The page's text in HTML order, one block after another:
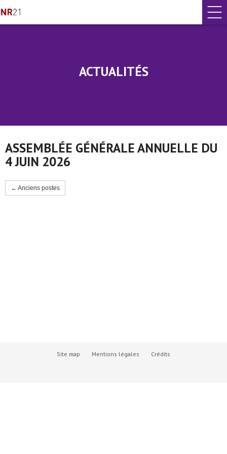
ACTUALITÉS
ASSEMBLÉE GÉNÉRALE ANNUELLE DU
4 JUIN 2026
← Anciens postes
Site map Mentions légales Crédits